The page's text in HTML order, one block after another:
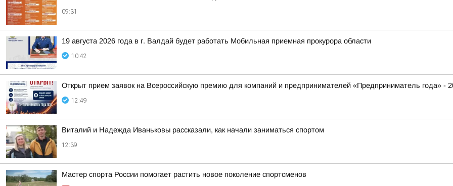
09:31
19 августа 2026 года в г. Валдай будет работать Мобильная приемная прокурора области
10:42
Открыт прием заявок на Всероссийскую премию для компаний и предпринимателей «Предприниматель года» -
12:49
Виталий и Надежда Иваньковы рассказали, как начали заниматься спортом
12:39
Мастер спорта России помогает растить новое поколение спортсменов